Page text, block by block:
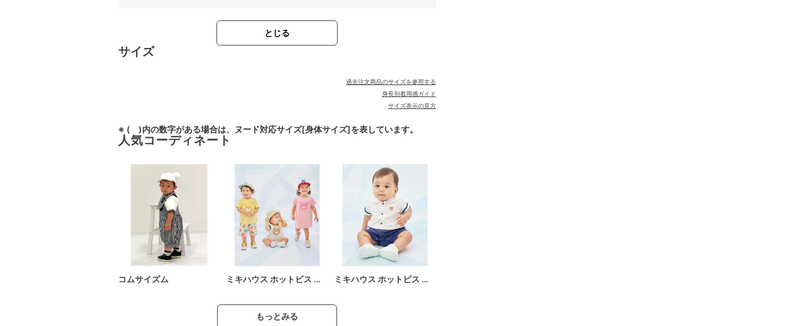
とじる
サイズ
過去注文商品のサイズを参照する
身長別着用感ガイド
サイズ表示の見方
※ ( )内の数字がある場合は、ヌード対応サイズ[身体サイズ]を表しています。
人気コーディネート
コムサイズム ミキハウス ホットビス … ミキハウス ホットビス …
もっとみる